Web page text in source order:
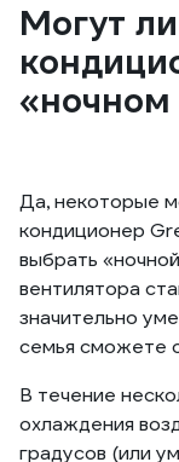
Могут
Да, некоторые
кондиционер
выбрать
вентилятора
значительно
семья сможете
В течение
охлаждения
градусов (или